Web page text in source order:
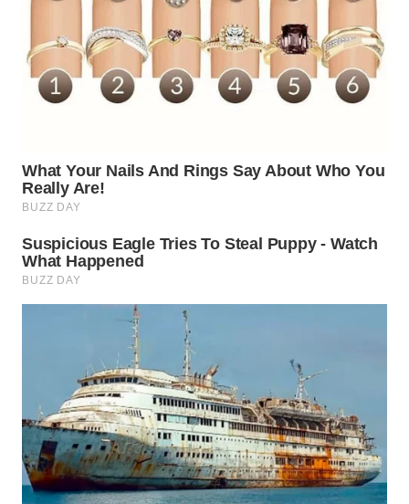
TENGAH
WN DELI
SERDANG
TINGGI
WN
WN
WN
BOGOR
WN